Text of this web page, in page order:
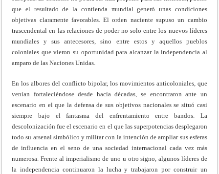
que el resultado de la contienda mundial generó unas condiciones
objetivas claramente favorables. El orden naciente supuso un cambio
trascendental en las relaciones de poder no solo entre los nuevos líderes
mundiales y sus antecesores, sino entre estos y aquellos pueblos
coloniales que vieron su oportunidad para alcanzar la independencia al
amparo de las Naciones Unidas.
En los albores del conflicto bipolar, los movimientos anticoloniales, que
venían fortaleciéndose desde hacía décadas, se encontraron ante un
escenario en el que la defensa de sus objetivos nacionales se situó casi
siempre bajo el fantasma del enfrentamiento entre bandos. La
descolonización fue el escenario en el que las superpotencias desplegaron
todo su arsenal simbólico y militar con la intención de ampliar sus esferas
de influencia en el seno de una sociedad internacional cada vez más
numerosa. Frente al imperialismo de uno u otro signo, algunos líderes de
la independencia continuaron la lucha y trabajaron por construir un